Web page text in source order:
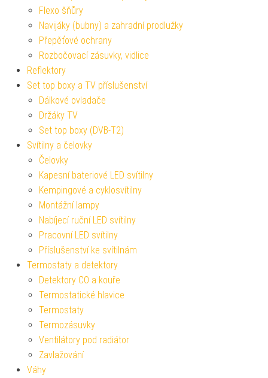
Flexo šňůry
Navijáky (bubny) a zahradní prodlužky
Přepěťové ochrany
Rozbočovací zásuvky, vidlice
Reflektory
Set top boxy a TV příslušenství
Dálkové ovladače
Držáky TV
Set top boxy (DVB-T2)
Svítilny a čelovky
Čelovky
Kapesní bateriové LED svítilny
Kempingové a cyklosvítilny
Montážní lampy
Nabíjecí ruční LED svítilny
Pracovní LED svítilny
Příslušenství ke svítilnám
Termostaty a detektory
Detektory CO a kouře
Termostatické hlavice
Termostaty
Termozásuvky
Ventilátory pod radiátor
Zavlažování
Váhy